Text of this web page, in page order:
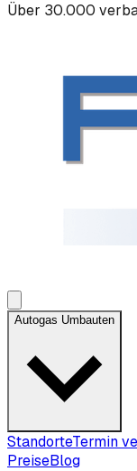
Über 30.000
Autogas Umbauten
StandorteTermin
PreiseBlog